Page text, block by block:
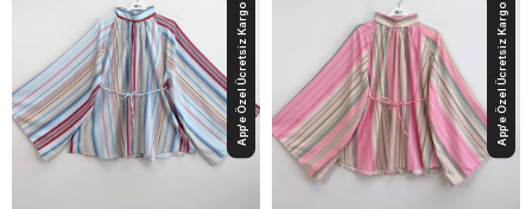
App'e Özel Ücretsiz Kargo App'e Özel Ücretsiz Kargo